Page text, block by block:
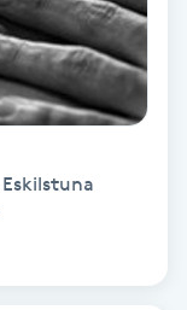
Eskilstuna